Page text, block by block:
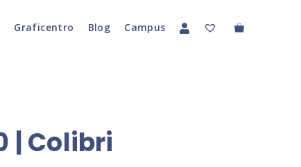
Graficentro Blog Campus
| Colibri